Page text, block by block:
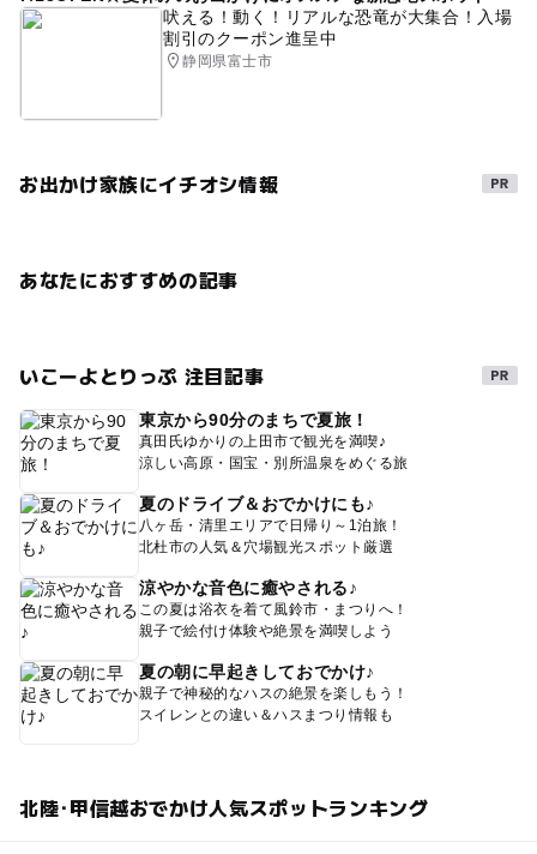
吠える！動く！リアルな恐竜が大集合！入場
割引のクーポン進呈中
静岡県富士市
お出かけ家族にイチオシ情報
あなたにおすすめの記事
いこーよとりっぷ 注目記事
東京から90分のまちで夏旅！
真田氏ゆかりの上田市で観光を満喫♪
涼しい高原・国宝・別所温泉をめぐる旅
夏のドライブ＆おでかけにも♪
八ヶ岳・清里エリアで日帰り～1泊旅！
北杜市の人気＆穴場観光スポット厳選
涼やかな音色に癒やされる♪
この夏は浴衣を着て風鈴市・まつりへ！
親子で絵付け体験や絶景を満喫しよう
夏の朝に早起きしておでかけ♪
親子で神秘的なハスの絶景を楽しもう！
スイレンとの違い＆ハスまつり情報も
北陸･甲信越おでかけ人気スポットランキング